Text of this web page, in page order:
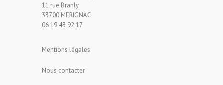
11 rue Branly
33700 MERIGNAC
06 19 43 92 17
Mentions légales
Nous contacter